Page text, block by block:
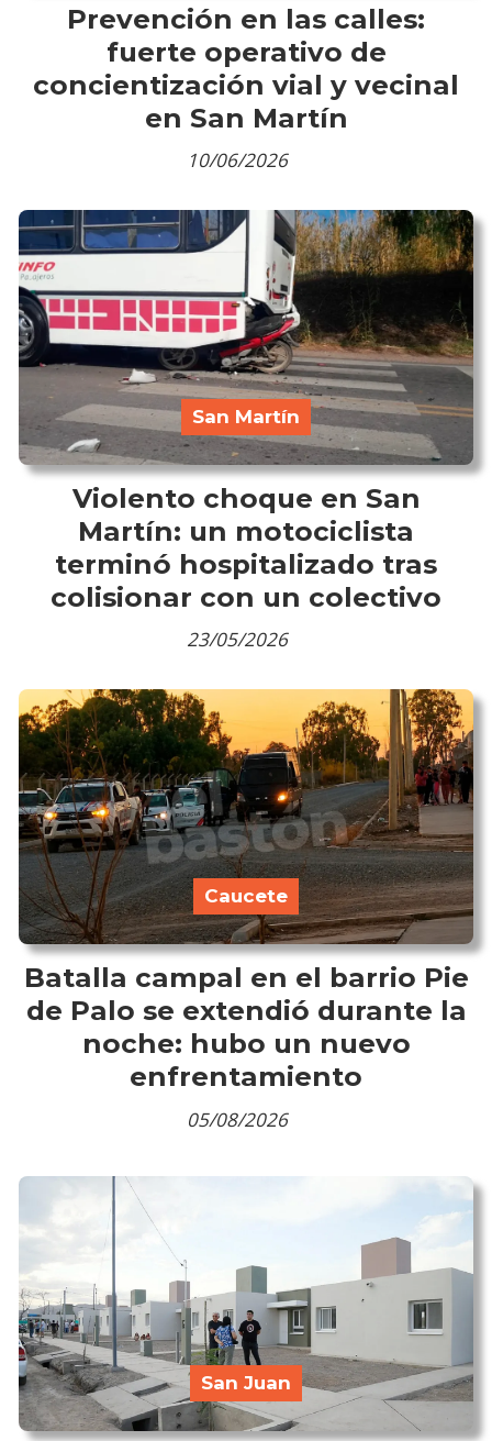
Prevención en las calles:
fuerte operativo de
concientización vial y vecinal
en San Martín
10/06/2026
Violento choque en San
Martín: un motociclista
terminó hospitalizado tras
colisionar con un colectivo
San Martín
23/05/2026
Batalla campal en el barrio Pie
de Palo se extendió durante la
noche: hubo un nuevo
enfrentamiento
Caucete
05/08/2026
San Juan